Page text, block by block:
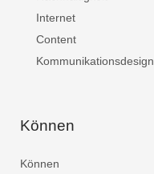
Internet
Content
Kommunikationsdesign
Können
Können